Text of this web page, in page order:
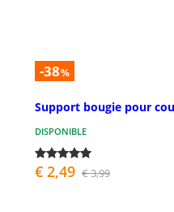
-38%
Support bougie pour
DISPONIBLE
€ 2,49 € 3,99